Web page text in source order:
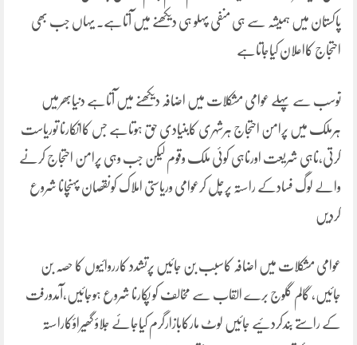
پاکستان میں ہمیشہ سے ہی منفی پہلو ہی دیکھنے میں آتاہے۔ یہاں جب بھی
احتجاج کااعلان کیاجاتاہے
توسب سے پہلے عوامی مشکلات میں اضافہ دیکھنے میں آتاہے دنیابھرمیں
ہرملک میں پرامن احتجاج ہرشہری کابنیادی حق ہوتاہے جس کاانکارنا توریاست
کرتی،ناہی شریعت اورناہی کوئی ملک وقوم لیکن جب وہی پرامن احتجاج کرنے
والے لوگ فسادکے راستہ پرچل کرعوامی وریاستی املاک کونقصان پہنچانا شروع
کردیں
عوامی مشکلات میں اضافہ کاسبب بن جائیں پرتشدد کارروائیوں کا حصہ بن
جائیں، گالم گلوج برے القاب سے مخالف کو پکارنا شروع ہوجائیں،آمدورفت
کے راستے بندکردئیے جائیں لوٹ مارکابازارگرم کیاجائے جلاؤ گھیراؤکاراستہ